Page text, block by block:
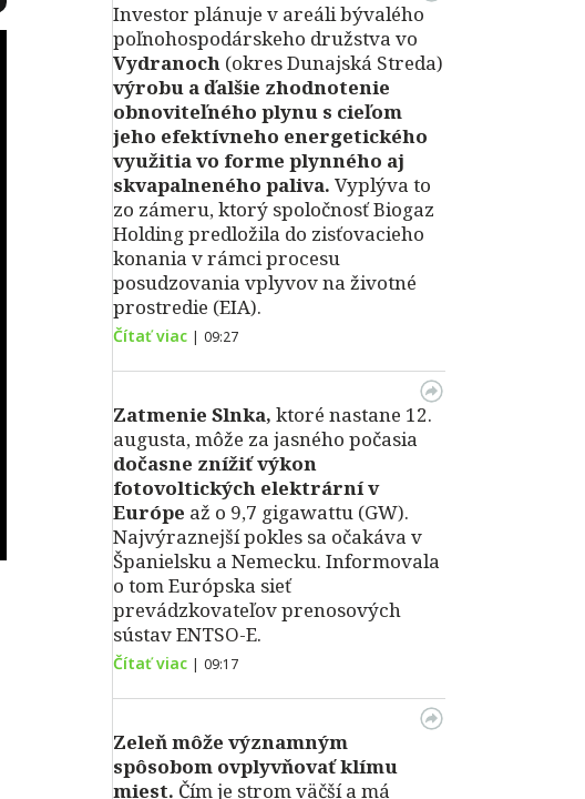
Investor plánuje v areáli bývalého
poľnohospodárskeho družstva vo
Vydranoch (okres Dunajská Streda)
výrobu a ďalšie zhodnotenie
obnoviteľného plynu s cieľom
jeho efektívneho energetického
využitia vo forme plynného aj
skvapalneného paliva. Vyplýva to
zo zámeru, ktorý spoločnosť Biogaz
Holding predložila do zisťovacieho
konania v rámci procesu
posudzovania vplyvov na životné
prostredie (EIA).
Čítať viac | 09:27
Zatmenie Slnka, ktoré nastane 12.
augusta, môže za jasného počasia
dočasne znížiť výkon
fotovoltických elektrární v
Európe až o 9,7 gigawattu (GW).
Najvýraznejší pokles sa očakáva v
Španielsku a Nemecku. Informovala
o tom Európska sieť
prevádzkovateľov prenosových
sústav ENTSO-E.
Čítať viac | 09:17
Zeleň môže významným
spôsobom ovplyvňovať klímu
miest. Čím je strom väčší a má